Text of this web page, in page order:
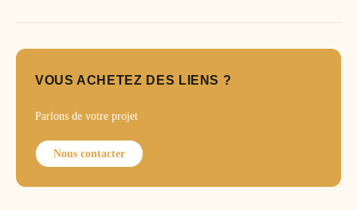
VOUS ACHETEZ DES LIENS ?
Parlons de votre projet
Nous contacter